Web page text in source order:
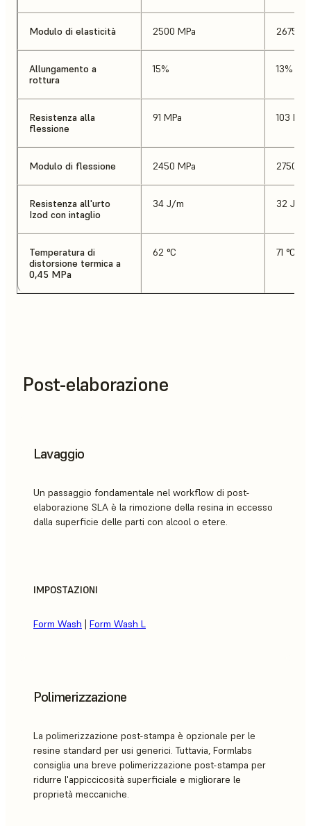
Modulo di elasticità 2500 MPa 2675
Allungamento a
rottura
15% 13%
Resistenza alla
flessione
91 MPa 103 MPa
Modulo di flessione 2450 MPa 2750
Resistenza all'urto
Izod con intaglio
34 J/m 32 J/m
Temperatura di
distorsione termica a
0,45 MPa
62 °C 71 °C
Post-elaborazione
Lavaggio
Un passaggio fondamentale nel workflow di post-
elaborazione SLA è la rimozione della resina in eccesso
dalla superficie delle parti con alcool o etere.
IMPOSTAZIONI
Form Wash | Form Wash L
Polimerizzazione
La polimerizzazione post-stampa è opzionale per le
resine standard per usi generici. Tuttavia, Formlabs
consiglia una breve polimerizzazione post-stampa per
ridurre l'appiccicosità superficiale e migliorare le
proprietà meccaniche.